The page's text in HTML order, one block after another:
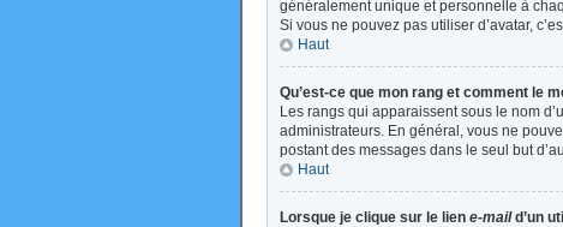
généralement unique et personnelle à
Si vous ne pouvez pas utiliser d’avatar,
Haut
Qu’est-ce que mon rang et comment le
Les rangs qui apparaissent sous le nom
administrateurs. En général, vous ne
postant des messages dans le seul but
Haut
Lorsque je clique sur le lien e-maild’un